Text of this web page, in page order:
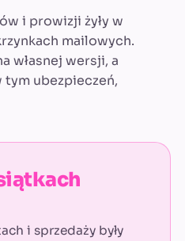
i prowizji żyły w
mailowych.
własnej wersji, a
tym ubezpieczeń,
i sprzedaży były